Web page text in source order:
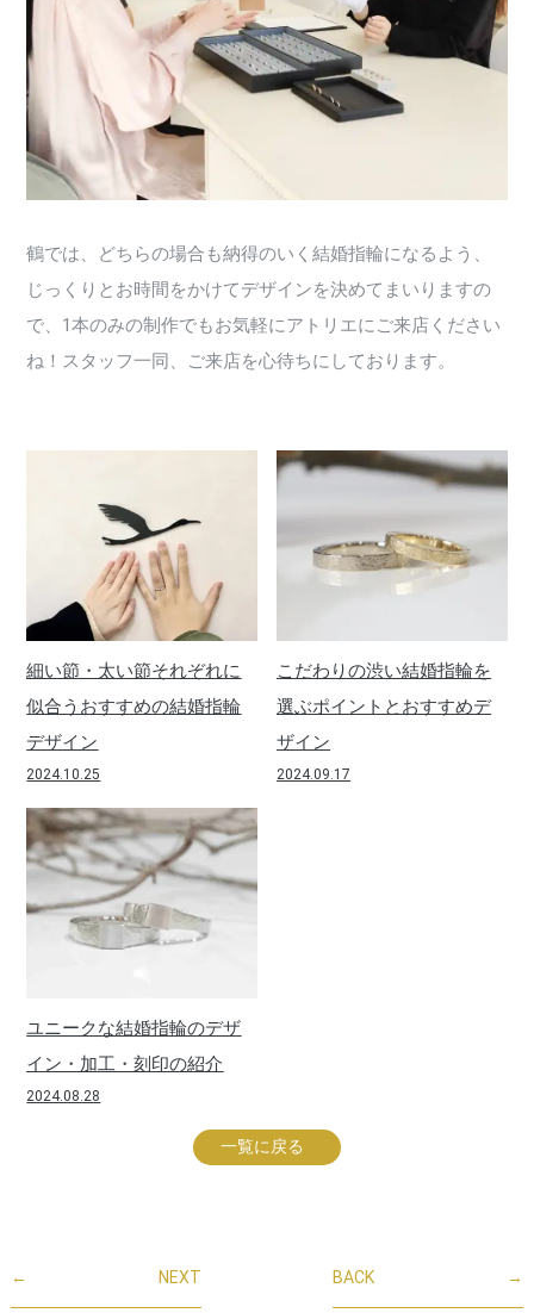
鶴では、どちらの場合も納得のいく結婚指輪になるよう、
じっくりとお時間をかけてデザインを決めてまいりますの
で、1本のみの制作でもお気軽にアトリエにご来店ください
ね！スタッフ一同、ご来店を心待ちにしております。
細い節・太い節それぞれに
似合うおすすめの結婚指輪
デザイン
2024.10.25
こだわりの渋い結婚指輪を
選ぶポイントとおすすめデ
ザイン
2024.09.17
ユニークな結婚指輪のデザ
イン・加工・刻印の紹介
2024.08.28
一覧に戻る
← NEXT →
BACK